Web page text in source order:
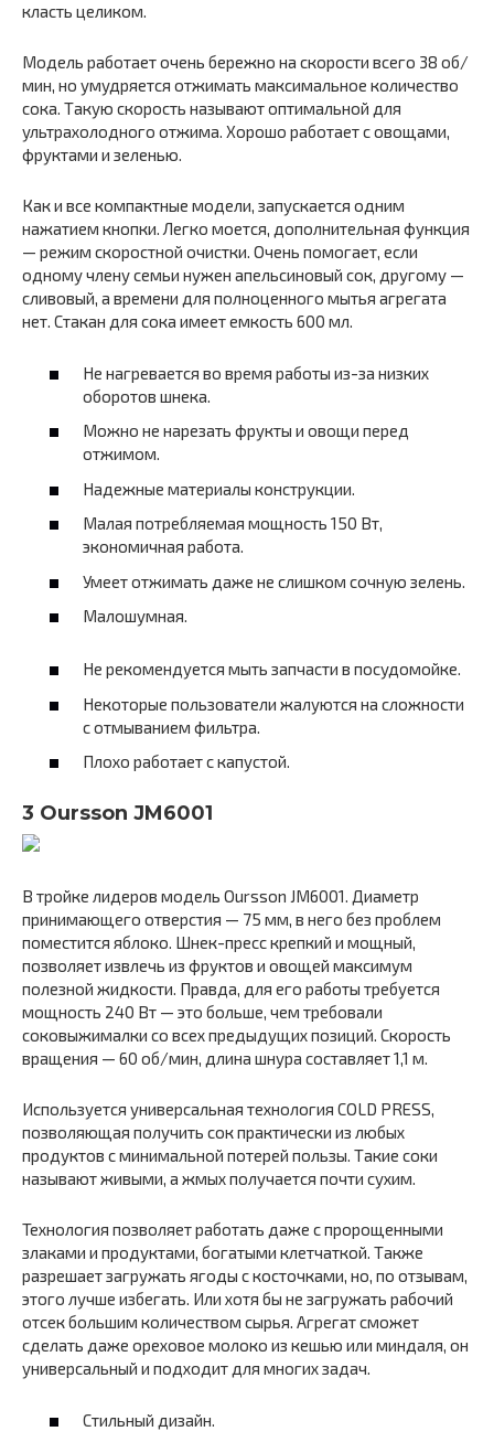
класть целиком.
Модель работает очень бережно на скорости всего 38 об/
мин, но умудряется отжимать максимальное количество
сока. Такую скорость называют оптимальной для
ультрахолодного отжима. Хорошо работает с овощами,
фруктами и зеленью.
Как и все компактные модели, запускается одним
нажатием кнопки. Легко моется, дополнительная функция
— режим скоростной очистки. Очень помогает, если
одному члену семьи нужен апельсиновый сок, другому —
сливовый, а времени для полноценного мытья агрегата
нет. Стакан для сока имеет емкость 600 мл.
Не нагревается во время работы из-за низких
оборотов шнека.
Можно не нарезать фрукты и овощи перед
отжимом.
Надежные материалы конструкции.
Малая потребляемая мощность 150 Вт,
экономичная работа.
Умеет отжимать даже не слишком сочную зелень.
Малошумная.
Не рекомендуется мыть запчасти в посудомойке.
Некоторые пользователи жалуются на сложности
с отмыванием фильтра.
Плохо работает с капустой.
3 Oursson JM6001
В тройке лидеров модель Oursson JM6001. Диаметр
принимающего отверстия — 75 мм, в него без проблем
поместится яблоко. Шнек-пресс крепкий и мощный,
позволяет извлечь из фруктов и овощей максимум
полезной жидкости. Правда, для его работы требуется
мощность 240 Вт — это больше, чем требовали
соковыжималки со всех предыдущих позиций. Скорость
вращения — 60 об/мин, длина шнура составляет 1,1 м.
Используется универсальная технология COLD PRESS,
позволяющая получить сок практически из любых
продуктов с минимальной потерей пользы. Такие соки
называют живыми, а жмых получается почти сухим.
Технология позволяет работать даже с пророщенными
злаками и продуктами, богатыми клетчаткой. Также
разрешает загружать ягоды с косточками, но, по отзывам,
этого лучше избегать. Или хотя бы не загружать рабочий
отсек большим количеством сырья. Агрегат сможет
сделать даже ореховое молоко из кешью или миндаля, он
универсальный и подходит для многих задач.
Стильный дизайн.